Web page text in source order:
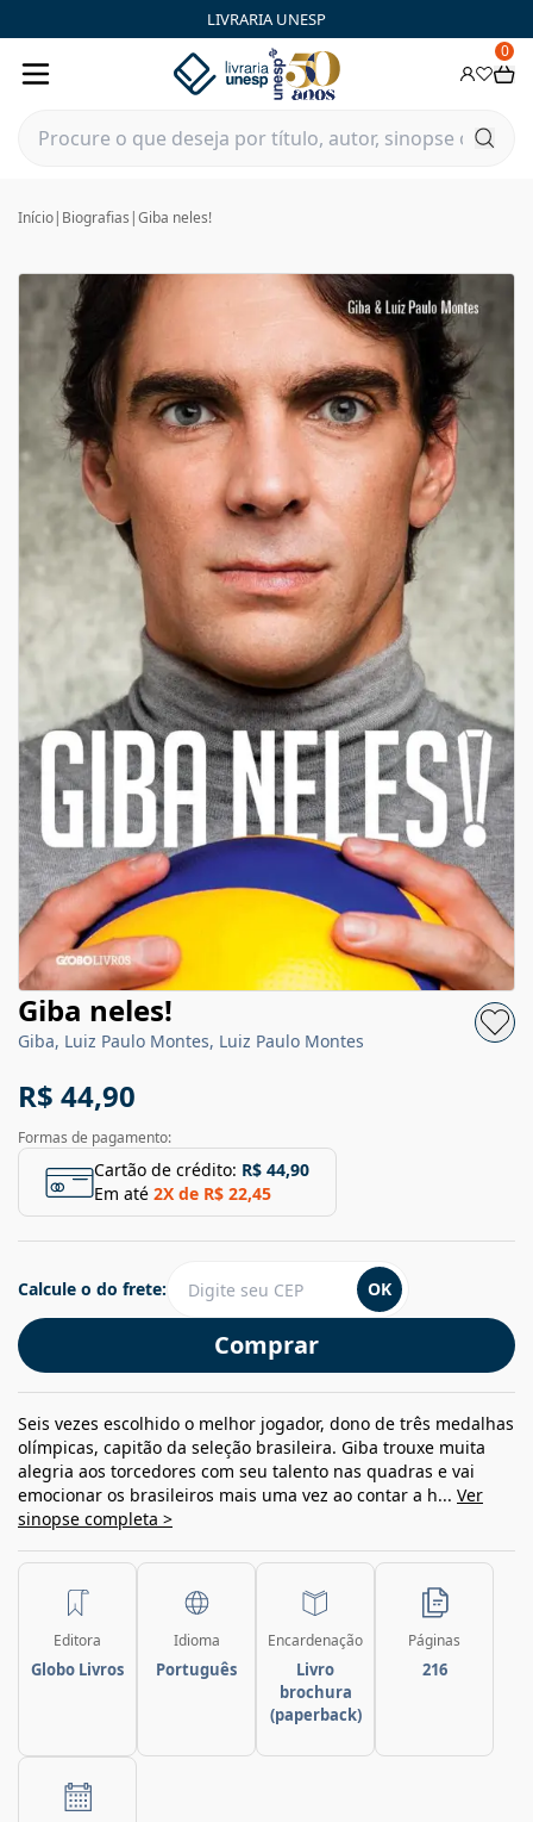
LIVRARIA UNESP
0
Início| Biografias |Giba neles!
Giba neles!
Giba, Luiz Paulo Montes, Luiz Paulo Montes
R$ 44,90
Formas de pagamento:
Cartão de crédito: R$ 44,90
Em até 2X de R$ 22,45
Comprar
Calcule o do frete: OK
Seis vezes escolhido o melhor jogador, dono de três medalhas
olímpicas, capitão da seleção brasileira. Giba trouxe muita
alegria aos torcedores com seu talento nas quadras e vai
emocionar os brasileiros mais uma vez ao contar a h... Ver
sinopse completa >
Editora
Globo Livros
Idioma
Português
Encardenação
Livro
brochura
(paperback)
Páginas
216